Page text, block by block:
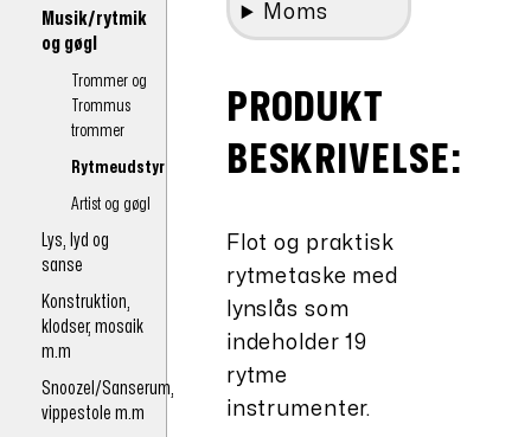
Musik/rytmik
og gøgl
Trommer og
Trommus
trommer
Rytmeudstyr
Artist og gøgl
Lys, lyd og
sanse
Konstruktion,
klodser, mosaik
m.m
Snoozel/Sanserum,
vippestole m.m
Moms
PRODUKT
BESKRIVELSE:
Flot og praktisk
rytmetaske med
lynslås som
indeholder 19
rytme
instrumenter.